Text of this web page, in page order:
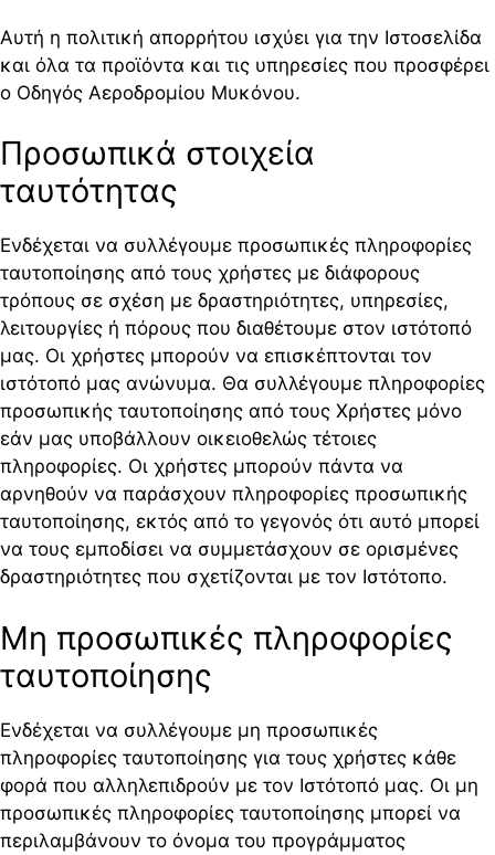
Αυτή η πολιτική απορρήτου ισχύει για την Ιστοσελίδα
και όλα τα προϊόντα και τις υπηρεσίες που προσφέρει
ο Οδηγός Αεροδρομίου Μυκόνου.
Προσωπικά στοιχεία
ταυτότητας
Ενδέχεται να συλλέγουμε προσωπικές πληροφορίες
ταυτοποίησης από τους χρήστες με διάφορους
τρόπους σε σχέση με δραστηριότητες, υπηρεσίες,
λειτουργίες ή πόρους που διαθέτουμε στον ιστότοπό
μας. Οι χρήστες μπορούν να επισκέπτονται τον
ιστότοπό μας ανώνυμα. Θα συλλέγουμε πληροφορίες
προσωπικής ταυτοποίησης από τους Χρήστες μόνο
εάν μας υποβάλλουν οικειοθελώς τέτοιες
πληροφορίες. Οι χρήστες μπορούν πάντα να
αρνηθούν να παράσχουν πληροφορίες προσωπικής
ταυτοποίησης, εκτός από το γεγονός ότι αυτό μπορεί
να τους εμποδίσει να συμμετάσχουν σε ορισμένες
δραστηριότητες που σχετίζονται με τον Ιστότοπο.
Μη προσωπικές πληροφορίες
ταυτοποίησης
Ενδέχεται να συλλέγουμε μη προσωπικές
πληροφορίες ταυτοποίησης για τους χρήστες κάθε
φορά που αλληλεπιδρούν με τον Ιστότοπό μας. Οι μη
προσωπικές πληροφορίες ταυτοποίησης μπορεί να
περιλαμβάνουν το όνομα του προγράμματος